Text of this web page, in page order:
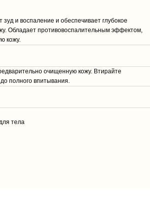
и воспаление и обеспечивает глубокое
Обладает противовоспалительным эффектом,
кожу.
очищенную кожу. Втирайте
полного впитывания.
тела